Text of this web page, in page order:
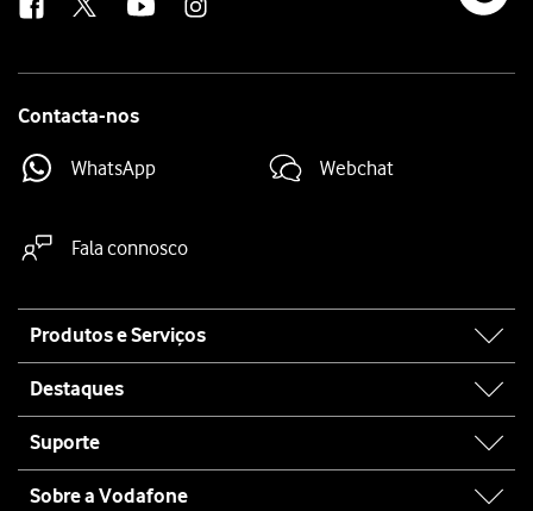
Contacta-nos
WhatsApp Webchat
Fala connosco
map
Produtos e Serviços
Destaques
Suporte
Sobre a Vodafone